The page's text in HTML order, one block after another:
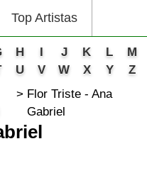
Top Artistas
H I J K L
M
U V W X Y
Z
Flor Triste - Ana
Gabriel